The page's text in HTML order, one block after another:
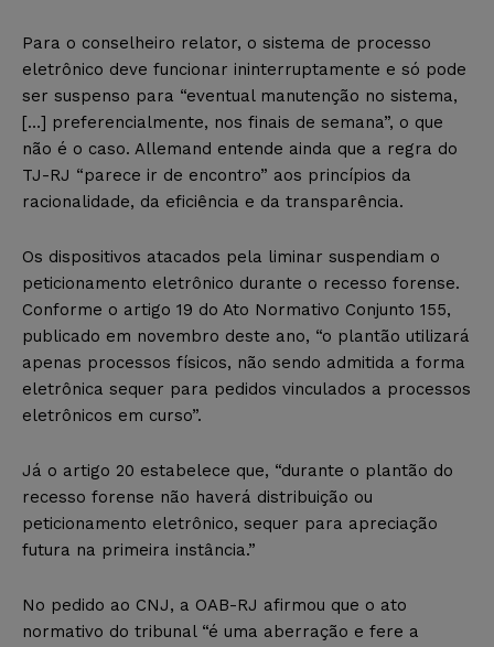
Para o conselheiro relator, o sistema de processo
eletrônico deve funcionar ininterruptamente e só pode
ser suspenso para “eventual manutenção no sistema,
[…] preferencialmente, nos finais de semana”, o que
não é o caso. Allemand entende ainda que a regra do
TJ-RJ “parece ir de encontro” aos princípios da
racionalidade, da eficiência e da transparência.
Os dispositivos atacados pela liminar suspendiam o
peticionamento eletrônico durante o recesso forense.
Conforme o artigo 19 do Ato Normativo Conjunto 155,
publicado em novembro deste ano, “o plantão utilizará
apenas processos físicos, não sendo admitida a forma
eletrônica sequer para pedidos vinculados a processos
eletrônicos em curso”.
Já o artigo 20 estabelece que, “durante o plantão do
recesso forense não haverá distribuição ou
peticionamento eletrônico, sequer para apreciação
futura na primeira instância.”
No pedido ao CNJ, a OAB-RJ afirmou que o ato
normativo do tribunal “é uma aberração e fere a